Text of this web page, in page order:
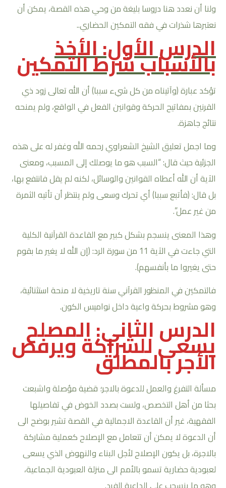
ولنا أن نعدد هنا دروسا بليغة من وحي هذه القصة، يمكن أن
نعتبرها شذرات في فقه التمكين الحضاري..
الدرس الأول: الأخذ
بالأسباب شرط التمكين
تؤكد عبارة (وآتيناه من كل شيء سببا) أن الله تعالى زود ذي
القرنين بمفاتيح الحركة وقوانين الفعل في الواقع، ولم يمنحه
نتائج جاهزة.
وما اجمل تعليق الشيخ الشعراوي رحمه الله وغفر له على هذه
الجزئية حيث قال: “السبب هو ما يوصلك إلى المسبب، ومعنى
الآية أن الله أعطاه القوانين والوسائل، لكنه لم يقل فانتفع بها،
بل قال: (فأتبع سببا) أي تحرك وسعى ولم ينتظر أن تأتيه الثمرة
من غير عمل”.
وهذا المعنى ينسجم بشكل كبير مع القاعدة القرآنية الكلية
التي جاءت في الآية 11 من سورة الرد: (إن الله لا يغير ما بقوم
حتى يغيروا ما بأنفسهم).
فالتمكين في المنظور القرآني سنة تاريخية لا منحة استثنائية،
وهو مشروط بحركة واعية داخل نواميس الكون.
الدرس الثاني: المصلح
يسعى للشراكة ويرفض
الأجر بالمطلق
مسألة التفرغ والعمل للدعوة بالاجر؛ قضية مؤصلة واشبعت
بحثا من أهل التخصص، ولست بصدد الخوض في تفاصيلها
الفقهية، غير أن القاعدة الاجمالية في القصة تشير بوضح الى
أن الدعوة لا يمكن أن تتعامل مع الإصلاح كعملية مشاركة
بالاجرة، بل يكون الإصلاح لأجل البناء والنهوض الذي يسعى
لعبودية حضارية تسمو بالأمم الى منزلة العبودية الجماعية،